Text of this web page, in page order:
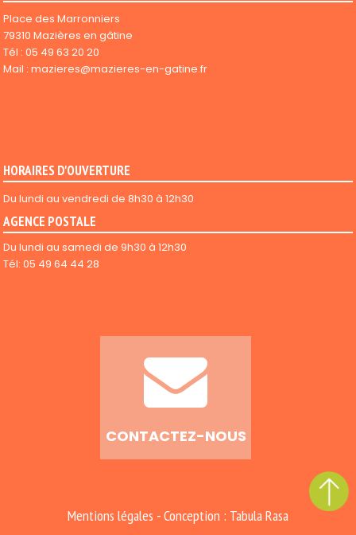
Place des Marronniers
79310 Mazières en gâtine
Tél : 05 49 63 20 20
Mail : mazieres@mazieres-en-gatine.fr
HORAIRES D'OUVERTURE
Du lundi au vendredi de 8h30 à 12h30
AGENCE POSTALE
Du lundi au samedi de 9h30 à 12h30
Tél: 05 49 64 44 28
CONTACTEZ-NOUS
Mentions légales -Conception : Tabula Rasa